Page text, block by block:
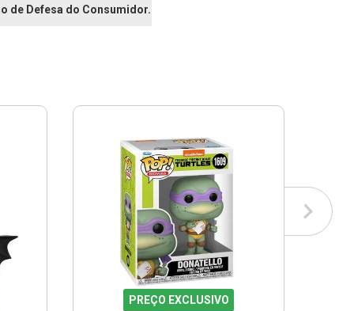
de Defesa do Consumidor.
PREÇO EXCLUSIVO